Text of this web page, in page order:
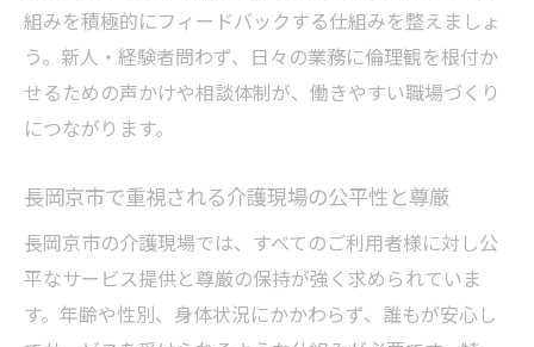
組みを積極的にフィードバックする仕組みを整えましょ
う。新人・経験者問わず、日々の業務に倫理観を根付か
せるための声かけや相談体制が、働きやすい職場づくり
につながります。
長岡京市で重視される介護現場の公平性と尊厳
長岡京市の介護現場では、すべてのご利用者様に対し公
平なサービス提供と尊厳の保持が強く求められていま
す。年齢や性別、身体状況にかかわらず、誰もが安心し